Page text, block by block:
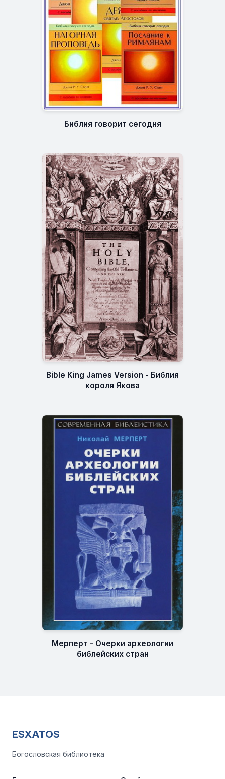
Библия говорит сегодня
Bible King James Version - Библия
короля Якова
Мерперт - Очерки археологии
библейских стран
ESXATOS
Богословская библиотека